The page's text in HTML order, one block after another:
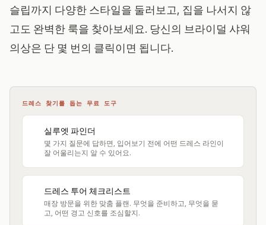
슬립까지 다양한 스타일을 둘러보고, 집을 나서지 않
고도 완벽한 룩을 찾아보세요. 당신의 브라이덜 샤워
의상은 단 몇 번의 클릭이면 됩니다.
드레스 찾기를 돕는 무료 도구
실루엣 파인더
몇 가지 질문에 답하면, 입어보기 전에 어떤 드레스 라인이
잘 어울리는지 알 수 있어요.
드레스 투어 체크리스트
매장 방문을 위한 맞춤 플랜. 무엇을 준비하고, 무엇을 묻
고, 어떤 경고 신호를 조심할지.